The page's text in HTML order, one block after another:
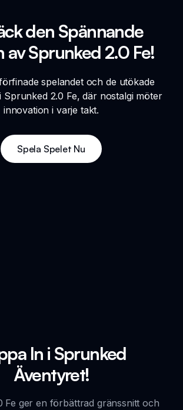
den Spännande
av Sprunked 2.0 Fe!
spelandet och de utökade
2.0 Fe, där nostalgi möter
innovation i varje takt.
Spela Spelet Nu
In i Sprunked
Äventyret!
Fe ger en förbättrad gränssnitt och